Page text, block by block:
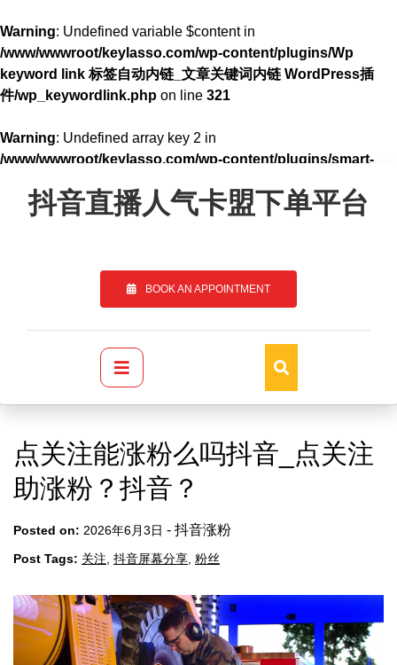
Warning: Undefined variable $content in
/www/wwwroot/keylasso.com/wp-content/plugins/Wp
keyword link 标签自动内链_文章关键词内链 WordPress插
件/wp_keywordlink.php on line 321
Warning: Undefined array key 2 in
/www/wwwroot/keylasso.com/wp-content/plugins/smart-
content抖音直播人气卡盟下单平台
BOOK AN APPOINTMENT
Primary
点关注能涨粉么吗抖音_点关注
助涨粉？抖音？
Posted on: 2026年6月3日 - 抖音涨粉
Post Tags: 关注 抖音屏幕分享 粉丝